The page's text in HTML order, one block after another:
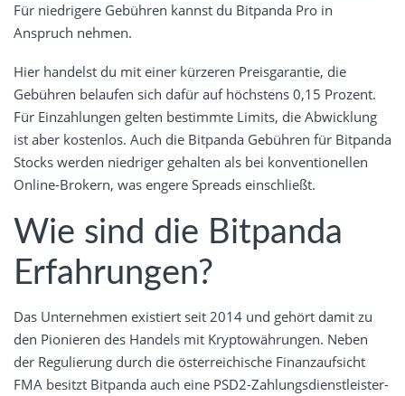
Für niedrigere Gebühren kannst du Bitpanda Pro in
Anspruch nehmen.
Hier handelst du mit einer kürzeren Preisgarantie, die
Gebühren belaufen sich dafür auf höchstens 0,15 Prozent.
Für Einzahlungen gelten bestimmte Limits, die Abwicklung
ist aber kostenlos. Auch die Bitpanda Gebühren für Bitpanda
Stocks werden niedriger gehalten als bei konventionellen
Online-Brokern, was engere Spreads einschließt.
Wie sind die Bitpanda
Erfahrungen?
Das Unternehmen existiert seit 2014 und gehört damit zu
den Pionieren des Handels mit Kryptowährungen. Neben
der Regulierung durch die österreichische Finanzaufsicht
FMA besitzt Bitpanda auch eine PSD2-Zahlungsdienstleister-